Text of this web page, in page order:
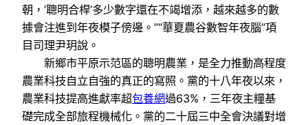
朝，‘聰明合桿’多少數字還在不竭增添，越來越多的數
據會注進到年夜模子傍邊。”“華夏農谷數智年夜腦”項
目司理尹玥說。
新鄉市平原示范區的聰明農業，是全力推動高程度
農業科技自立自強的真正的寫照。黨的十八年夜以來，
農業科技提高進獻率超包養網過63%，三年夜主糧基
礎完成全部旅程機械化。黨的二十屆三中全會決議對增